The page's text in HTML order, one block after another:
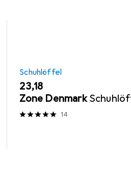
Schuhlöffel
EUR
23,18
Zone Denmark
14